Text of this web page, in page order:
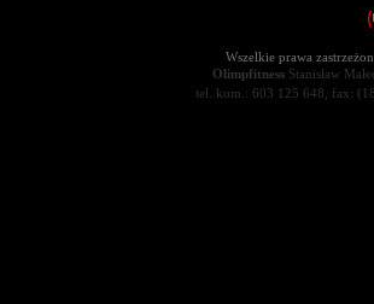
Wszelkie prawa
Olimpfitness Stanisław
tel. kom.: 603 125 648, fax: